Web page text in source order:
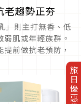
旅日優惠券
老趨勢正夯
」則主打無香、低
肌或年輕族群。
前做抗老預防，